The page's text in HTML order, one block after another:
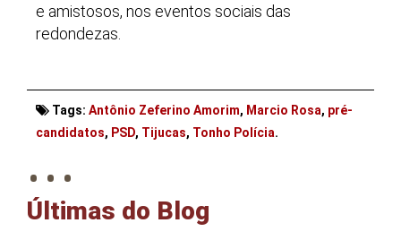
e amistosos, nos eventos sociais das
redondezas.
Tags: Antônio Zeferino Amorim, Marcio Rosa, pré-
candidatos, PSD, Tijucas, Tonho Polícia.
. . .
Últimas do Blog